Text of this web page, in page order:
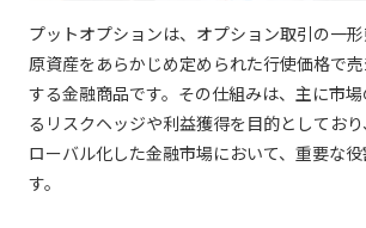
プットオプションは、オプション取引の一
原資産をあらかじめ定められた行使価格で
する金融商品です。その仕組みは、主に市
るリスクヘッジや利益獲得を目的としてお
ローバル化した金融市場において、重要な
す。